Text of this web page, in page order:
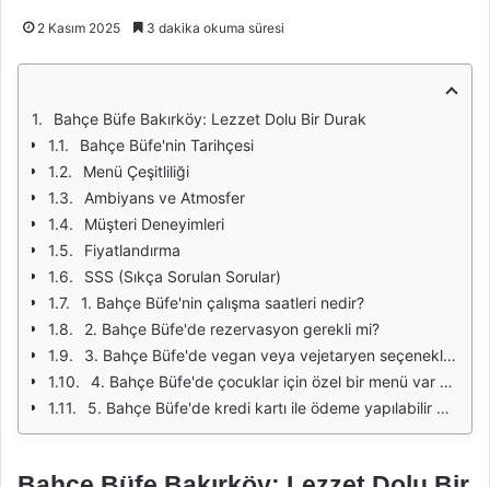
2 Kasım 2025 3 dakika okuma süresi
Bahçe Büfe Bakırköy: Lezzet Dolu Bir Durak
Bahçe Büfe'nin Tarihçesi
Menü Çeşitliliği
Ambiyans ve Atmosfer
Müşteri Deneyimleri
Fiyatlandırma
SSS (Sıkça Sorulan Sorular)
1. Bahçe Büfe'nin çalışma saatleri nedir?
2. Bahçe Büfe'de rezervasyon gerekli mi?
3. Bahçe Büfe'de vegan veya vejetaryen seçenekler var mı?
4. Bahçe Büfe'de çocuklar için özel bir menü var mı?
5. Bahçe Büfe'de kredi kartı ile ödeme yapılabilir mi?